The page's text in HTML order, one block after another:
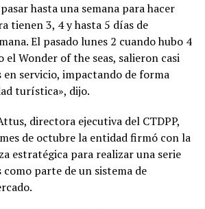
hasta una semana para hacer
tienen 3, 4 y hasta 5 días de
El pasado lunes 2 cuando hubo 4
el Wonder of the seas, salieron casi
en servicio, impactando de forma
turística», dijo.
directora ejecutiva del CTDPP,
de octubre la entidad firmó con la
estratégica para realizar una serie
como parte de un sistema de